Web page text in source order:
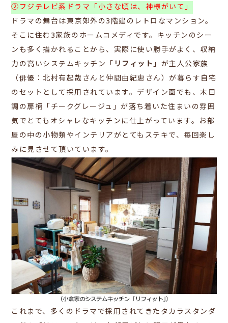
②フジテレビ系ドラマ「小さな頃は、神様がいて」
ドラマの舞台は東京郊外の3階建のレトロなマンション。
そこに住む3家族のホームコメディです。キッチンのシー
ンも多く描かれることから、実際に使い勝手がよく、収納
力の高いシステムキッチン「 リフィット」が主人公家族
（俳優：北村有起哉さんと仲間由紀恵さん）が暮らす自宅
のセットとして採用されています。デザイン面でも、木目
調の扉柄「チークグレージュ」が落ち着いた住まいの雰囲
気でとてもオシャレなキッチンに仕上がっています。お部
屋の中の小物類やインテリアがとてもステキで、毎回楽し
みに見させて頂いています。
これまで、多くのドラマで採用されてきたタカラスタンダ